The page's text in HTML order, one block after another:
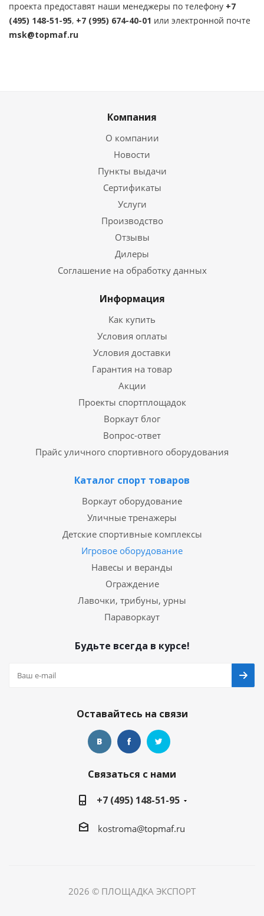
проекта предоставят наши менеджеры по телефону +7
(495) 148-51-95, +7 (995) 674-40-01 или электронной почте
msk@topmaf.ru
Компания
О компании
Новости
Пункты выдачи
Сертификаты
Услуги
Производство
Отзывы
Дилеры
Соглашение на обработку данных
Информация
Как купить
Условия оплаты
Условия доставки
Гарантия на товар
Акции
Проекты спортплощадок
Воркаут блог
Вопрос-ответ
Прайс уличного спортивного оборудования
Каталог спорт товаров
Воркаут оборудование
Уличные тренажеры
Детские спортивные комплексы
Игровое оборудование
Навесы и веранды
Ограждение
Лавочки, трибуны, урны
Параворкаут
Будьте всегда в курсе!
Оставайтесь на связи
Связаться с нами
+7 (495) 148-51-95
kostroma@topmaf.ru
2026 © ПЛОЩАДКА ЭКСПОРТ